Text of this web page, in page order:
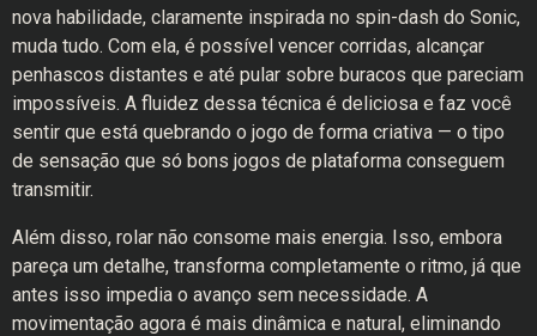
nova habilidade, claramente inspirada no spin-dash do Sonic,
muda tudo. Com ela, é possível vencer corridas, alcançar
penhascos distantes e até pular sobre buracos que pareciam
impossíveis. A fluidez dessa técnica é deliciosa e faz você
sentir que está quebrando o jogo de forma criativa — o tipo
de sensação que só bons jogos de plataforma conseguem
transmitir.
Além disso, rolar não consome mais energia. Isso, embora
pareça um detalhe, transforma completamente o ritmo, já que
antes isso impedia o avanço sem necessidade. A
movimentação agora é mais dinâmica e natural, eliminando